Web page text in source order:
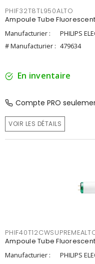
PHIF32T8TL950ALTO
Ampoule Tube
Manufacturier :
PHILIPS
# Manufacturier : 479634
En inventaire
Compte PRO
VOIR LES DÉTAILS
Ampoule Tube Fluorescent
Manufacturier :
PHILIPS